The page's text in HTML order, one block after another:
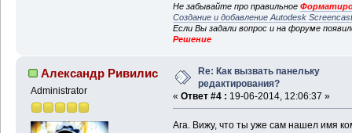
Не забывайте про правильное
Создание и добавление Autodesk
Если Вы задали вопрос и на форуме
Решение
Александр Ривилис
Administrator
Re: Как вызвать панельку
редактирования?
« Ответ #4 : 19-06-2014, 12:06:37 »
Ага. Вижу, что ты уже сам нашел имя